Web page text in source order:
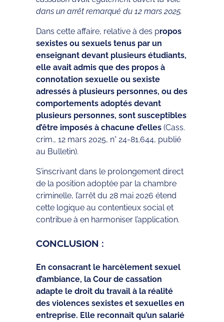
dans un arrêt remarqué du 12 mars 2025.
Dans cette affaire, relative à des propos
sexistes ou sexuels tenus par un
enseignant devant plusieurs étudiants,
elle avait admis que des propos à
connotation sexuelle ou sexiste
adressés à plusieurs personnes, ou des
comportements adoptés devant
plusieurs personnes, sont susceptibles
d’être imposés à chacune d’elles (Cass.
crim., 12 mars 2025, n° 24-81.644, publié
au Bulletin).
S’inscrivant dans le prolongement direct
de la position adoptée par la chambre
criminelle, l’arrêt du 28 mai 2026 étend
cette logique au contentieux social et
contribue à en harmoniser l’application.
CONCLUSION :
En consacrant le harcèlement sexuel
d’ambiance, la Cour de cassation
adapte le droit du travail à la réalité
des violences sexistes et sexuelles en
entreprise. Elle reconnaît qu’un salarié